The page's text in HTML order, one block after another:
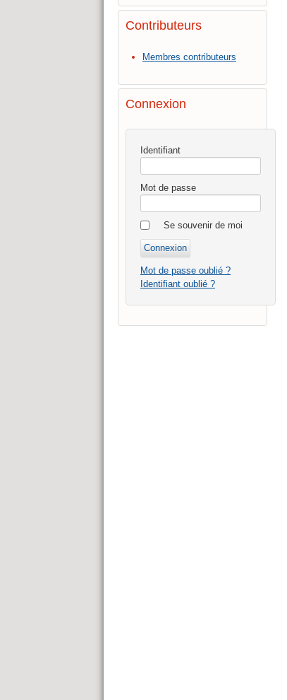
Contributeurs
Membres contributeurs
Connexion
Identifiant
Mot de passe
Se souvenir de moi
Mot de passe oublié ?
Identifiant oublié ?